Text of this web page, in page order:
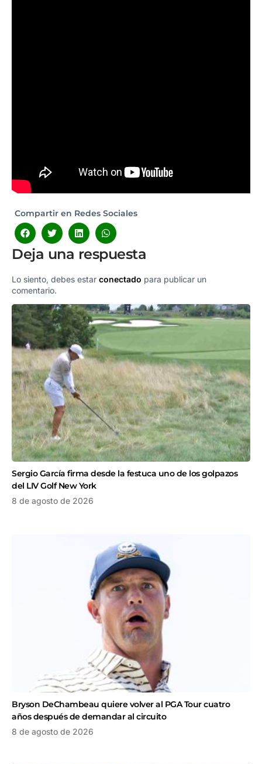
Compartir en Redes Sociales
Deja una respuesta
Lo siento, debes estar conectado para publicar un
comentario.
Sergio García firma desde la festuca uno de los golpazos
del LIV Golf New York
8 de agosto de 2026
Bryson DeChambeau quiere volver al PGA Tour cuatro
años después de demandar al circuito
8 de agosto de 2026